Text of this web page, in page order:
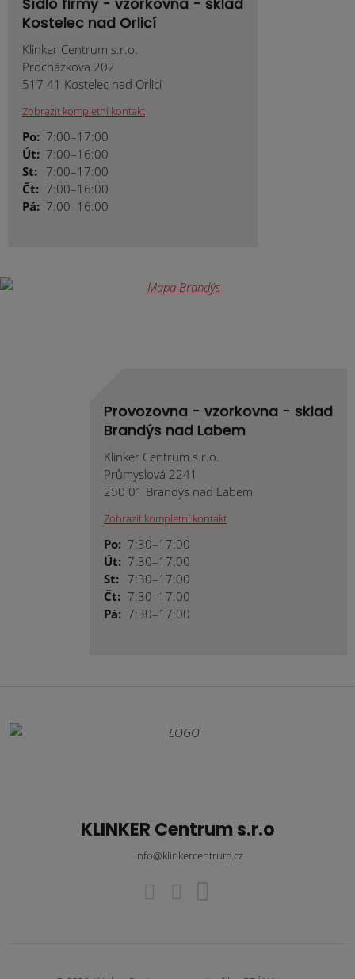
Kostelec nad Orlicí
Klinker Centrum s.r.o.
Procházkova 202
517 41 Kostelec nad Orlicí
Zobrazit kompletní kontakt
Po: 7:00–17:00
Út: 7:00–16:00
St: 7:00–17:00
Čt: 7:00–16:00
Pá: 7:00–16:00
Provozovna - vzorkovna - sklad
Brandýs nad Labem
Klinker Centrum s.r.o.
Průmyslová 2241
250 01 Brandýs nad Labem
Zobrazit kompletní kontakt
Po: 7:30–17:00
Út: 7:30–17:00
St: 7:30–17:00
Čt: 7:30–17:00
Pá: 7:30–17:00
KLINKER Centrum s.r.o
info@klinkercentrum.cz